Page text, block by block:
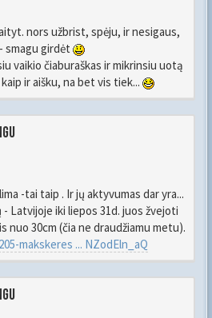
nors užbrist, spėju, ir nesigaus,
smagu girdėt
vaikio čiaburaškas ir mikrinsiu uotą
ir aišku, na bet vis tiek...
-tai taip . Ir jų aktyvumas dar yra...
Latvijoje iki liepos 31d. juos žvejoti
nuo 30cm (čia ne draudžiamu metu).
makskeres ... NZodEln_aQ